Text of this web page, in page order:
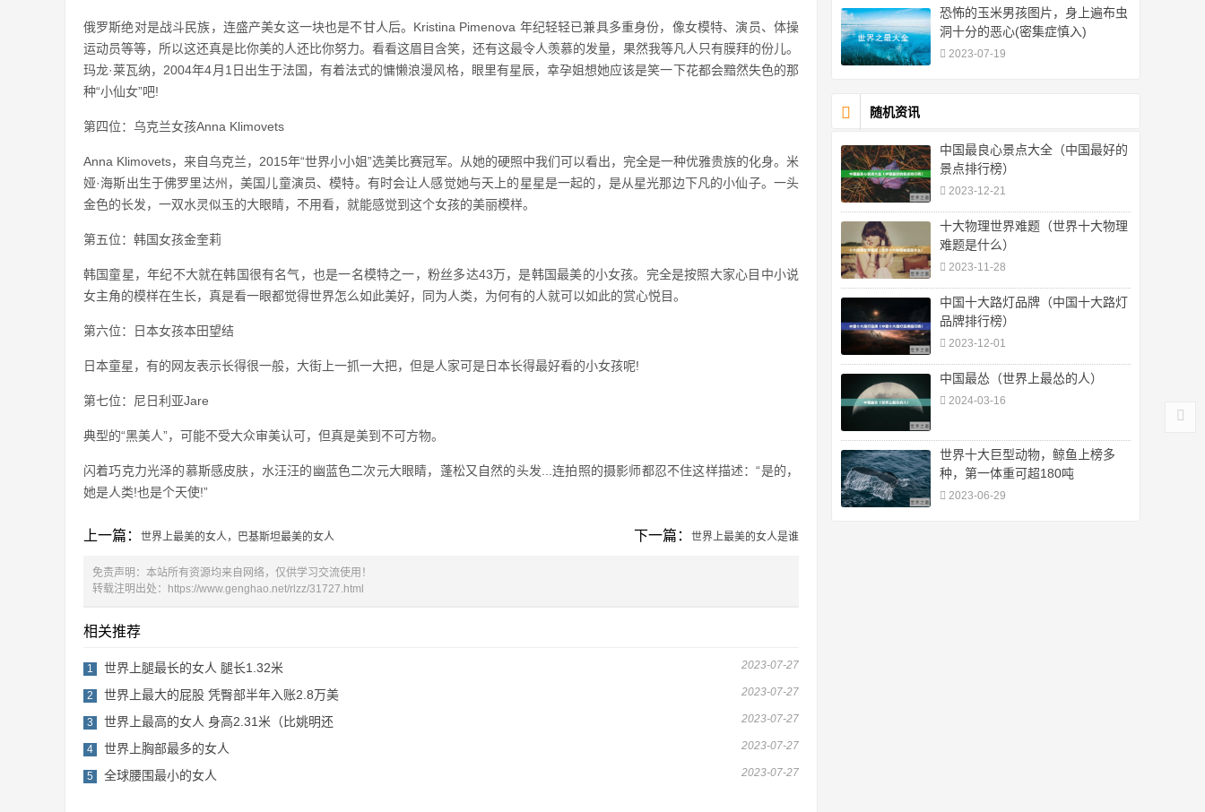
俄罗斯绝对是战斗民族，连盛产美女这一块也是不甘人后。Kristina Pimenova 年纪轻轻已兼具多重身份，像女模特、演员、体操
运动员等等，所以这还真是比你美的人还比你努力。看看这眉目含笑，还有这最令人羡慕的发量，果然我等凡人只有膜拜的份儿。
玛龙·莱瓦纳，2004年4月1日出生于法国，有着法式的慵懒浪漫风格，眼里有星辰，幸孕姐想她应该是笑一下花都会黯然失色的那
种“小仙女”吧!
第四位：乌克兰女孩Anna Klimovets
Anna Klimovets，来自乌克兰，2015年“世界小小姐”选美比赛冠军。从她的硬照中我们可以看出，完全是一种优雅贵族的化身。米
娅·海斯出生于佛罗里达州，美国儿童演员、模特。有时会让人感觉她与天上的星星是一起的，是从星光那边下凡的小仙子。一头
金色的长发，一双水灵似玉的大眼睛，不用看，就能感觉到这个女孩的美丽模样。
第五位：韩国女孩金奎莉
韩国童星，年纪不大就在韩国很有名气，也是一名模特之一，粉丝多达43万，是韩国最美的小女孩。完全是按照大家心目中小说
女主角的模样在生长，真是看一眼都觉得世界怎么如此美好，同为人类，为何有的人就可以如此的赏心悦目。
第六位：日本女孩本田望结
日本童星，有的网友表示长得很一般，大街上一抓一大把，但是人家可是日本长得最好看的小女孩呢!
第七位：尼日利亚Jare
典型的“黑美人”，可能不受大众审美认可，但真是美到不可方物。
闪着巧克力光泽的慕斯感皮肤，水汪汪的幽蓝色二次元大眼睛，蓬松又自然的头发...连拍照的摄影师都忍不住这样描述：“是的，
她是人类!也是个天使!”
上一篇： 世界上最美的女人，巴基斯坦最美的女人 下一篇： 世界上最美的女人是谁
免责声明：本站所有资源均来自网络，仅供学习交流使用！
转载注明出处：
https://www.genghao.net/rlzz/31727.html
相关推荐
2023-07-27
1 世界上腿最长的女人 腿长1.32米
2023-07-27
2 世界上最大的屁股 凭臀部半年入账2.8万美
2023-07-27
3 世界上最高的女人 身高2.31米（比姚明还
2023-07-27
4 世界上胸部最多的女人
2023-07-27
5 全球腰围最小的女人
恐怖的玉米男孩图片，身上遍布虫
洞十分的恶心(密集症慎入)
2023-07-19
随机资讯
中国最良心景点大全（中国最好的
景点排行榜）
2023-12-21
十大物理世界难题（世界十大物理
难题是什么）
2023-11-28
中国十大路灯品牌（中国十大路灯
品牌排行榜）
2023-12-01
中国最怂（世界上最怂的人）
2024-03-16
世界十大巨型动物，鲸鱼上榜多
种，第一体重可超180吨
2023-06-29